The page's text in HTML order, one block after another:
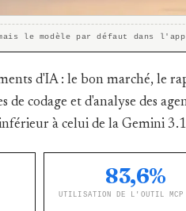
le modèle par défaut dans
d'IA : le bon marché, le
de codage et d'analyse des
à celui de la Gemini
83,6%
UTILISATION DE L'OUTIL MCP